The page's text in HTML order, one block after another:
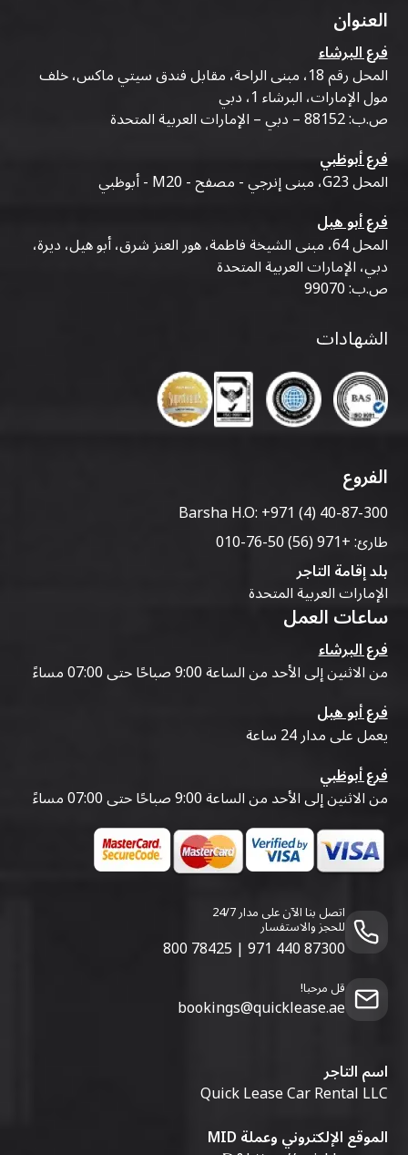
العنوان
فرع البرشاء
المحل رقم 18، مبنى الراحة، مقابل فندق سيتي ماكس، خلف
مول الإمارات، البرشاء 1، دبي
ص.ب: 88152 – دبي – الإمارات العربية المتحدة
فرع أبوظبي
المحل G23، مبنى إنرجي - مصفح - M20 - أبوظبي
فرع أبو هيل
المحل 64، مبنى الشيخة فاطمة، هور العنز شرق، أبو هيل، ديرة،
دبي، الإمارات العربية المتحدة
ص.ب: 99070
الشهادات
الفروع
Barsha H.O:+971 (4) 40-87-300
طارئ:+971 (56) 50-76-010
بلد إقامة التاجر
الإمارات العربية المتحدة
ساعات العمل
فرع البرشاء
من الاثنين إلى الأحد من الساعة 9:00 صباحًا حتى 07:00 مساءً
فرع أبو هيل
يعمل على مدار 24 ساعة
فرع أبوظبي
من الاثنين إلى الأحد من الساعة 9:00 صباحًا حتى 07:00 مساءً
اتصل بنا الآن على مدار 24/7
للحجز والاستفسار
800 78425 | 971 440 87300
قل مرحبا!
bookings@quicklease.ae
اسم التاجر
Quick Lease Car Rental LLC
الموقع الإلكتروني وعملة MID